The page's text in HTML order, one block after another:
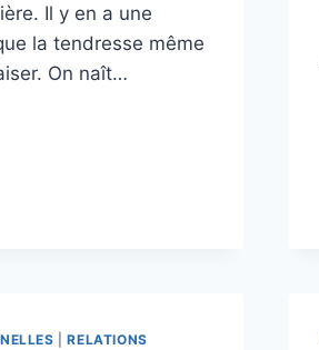
Il y en a une
la tendresse même
On naît…
|RELATIONS